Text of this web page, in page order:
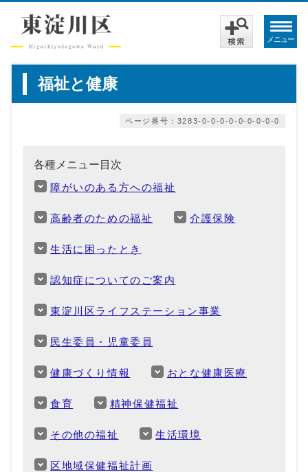
メニュー
福祉と健康
ページ番号：3283-0-0-0-0-0-0-0-0-0
各種メニュー目次
障がいのある方への福祉
高齢者のための福祉 介護保険
生活に困ったとき
認知症についてのご案内
東淀川区ライフステーション事業
民生委員・児童委員
健康づくり情報 おとな健康医療
食育 精神保健福祉
その他の福祉 生活環境
区地域保健福祉計画